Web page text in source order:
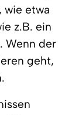
wie etwa
z.B. ein
Wenn der
geht,